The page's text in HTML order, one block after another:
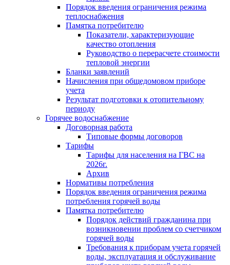
Порядок введения ограничения режима
теплоснабжения
Памятка потребителю
Показатели, характеризующие
качество отопления
Руководство о перерасчете стоимости
тепловой энергии
Бланки заявлений
Начисления при общедомовом приборе
учета
Результат подготовки к отопительному
периоду
Горячее водоснабжение
Договорная работа
Типовые формы договоров
Тарифы
Тарифы для населения на ГВС на
2026г.
Архив
Нормативы потребления
Порядок введения ограничения режима
потребления горячей воды
Памятка потребителю
Порядок действий гражданина при
возникновении проблем со счетчиком
горячей воды
Требования к приборам учета горячей
воды, эксплуатация и обслуживание